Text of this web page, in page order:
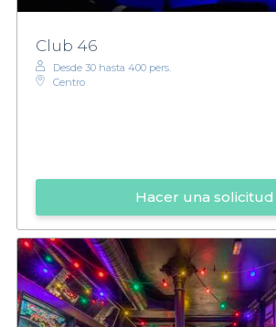
Club 46
Desde 30 hasta 400 pers.
Centro
Hacer una solicitud